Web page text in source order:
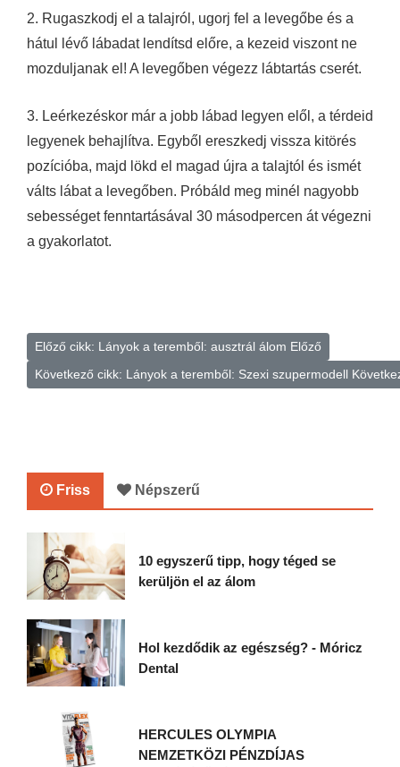
2. Rugaszkodj el a talajról, ugorj fel a levegőbe és a
hátul lévő lábadat lendítsd előre, a kezeid viszont ne
mozduljanak el! A levegőben végezz lábtartás cserét.
3. Leérkezéskor már a jobb lábad legyen elől, a térdeid
legyenek behajlítva. Egyből ereszkedj vissza kitörés
pozícióba, majd lökd el magad újra a talajtól és ismét
válts lábat a levegőben. Próbáld meg minél nagyobb
sebességet fenntartásával 30 másodpercen át végezni
a gyakorlatot.
Előző cikk: Lányok a teremből: ausztrál álom Előző
Következő cikk: Lányok a teremből: Szexi szupermodell
Friss Népszerű
10 egyszerű tipp, hogy téged se
kerüljön el az álom
Hol kezdődik az egészség? - Móricz
Dental
HERCULES OLYMPIA
NEMZETKÖZI PÉNZDÍJAS